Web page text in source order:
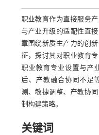
职业教育作为直接服务
与产业升级的适配性直
章围绕新质生产力的创
征，探讨其对职业教育
职业教育专业设置与产
后、产教融合协同不足
测、敏捷调整、产教协
制构建策略。
关键词